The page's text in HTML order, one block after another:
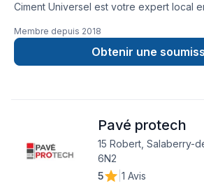
Ciment Universel est votre expert local
Fissures, Fondations, Gypse,
Paysagement, Salle de bain, Sous-sol,
les secteurs de Montérégie, combinant
projet aujourd'hui et voyons comment
Membre depuis 2018
Obtenir une
Pavé protech
15 Robert, Salaberry-
6N2
5
1 Avis